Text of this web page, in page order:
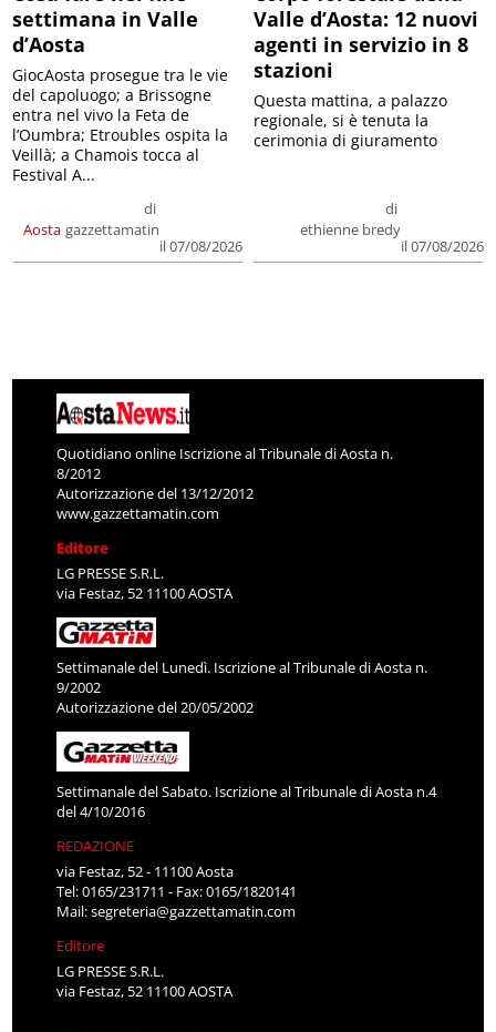
settimana in Valle
d’Aosta
Aosta
di
gazzettamatin
il 07/08/2026
GiocAosta prosegue tra le vie
del capoluogo; a Brissogne
entra nel vivo la Feta de
l’Oumbra; Etroubles ospita la
Veillà; a Chamois tocca al
Festival A...
Valle d’Aosta: 12 nuovi
agenti in servizio in 8
stazioni
di
ethienne bredy
il 07/08/2026
Questa mattina, a palazzo
regionale, si è tenuta la
cerimonia di giuramento
Quotidiano online Iscrizione al Tribunale di Aosta n.
8/2012
Autorizzazione del 13/12/2012
www.gazzettamatin.com
Editore
LG PRESSE S.R.L.
via Festaz, 52 11100 AOSTA
Settimanale del Lunedì. Iscrizione al Tribunale di Aosta n.
9/2002
Autorizzazione del 20/05/2002
Settimanale del Sabato. Iscrizione al Tribunale di Aosta n.4
del 4/10/2016
REDAZIONE
via Festaz, 52 - 11100 Aosta
Tel: 0165/231711 - Fax: 0165/1820141
Mail:segreteria@gazzettamatin.com
Editore
LG PRESSE S.R.L.
via Festaz, 52 11100 AOSTA